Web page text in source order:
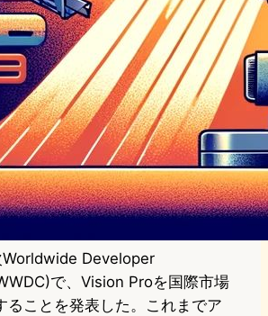
Developer
で、Vision Proを国際市場
ることを発表した。これまでア